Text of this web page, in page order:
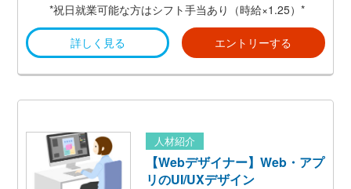
*祝日就業可能な方はシフト手当あり（時給×1.25）*
詳しく見る エントリーする
人材紹介
【Webデザイナー】Web・アプ
リのUI/UXデザイン